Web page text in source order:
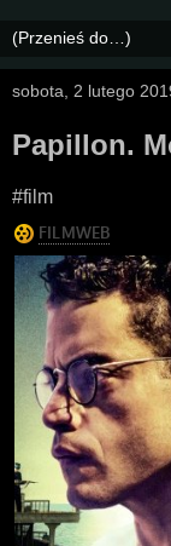
sobota, 2 lutego
Papillon.
#film